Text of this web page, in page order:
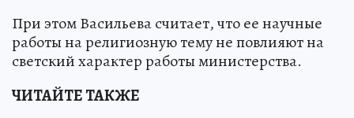
При этом Васильева считает, что ее научные
работы на религиозную тему не повлияют на
светский характер работы министерства.
ЧИТАЙТЕ ТАКЖЕ